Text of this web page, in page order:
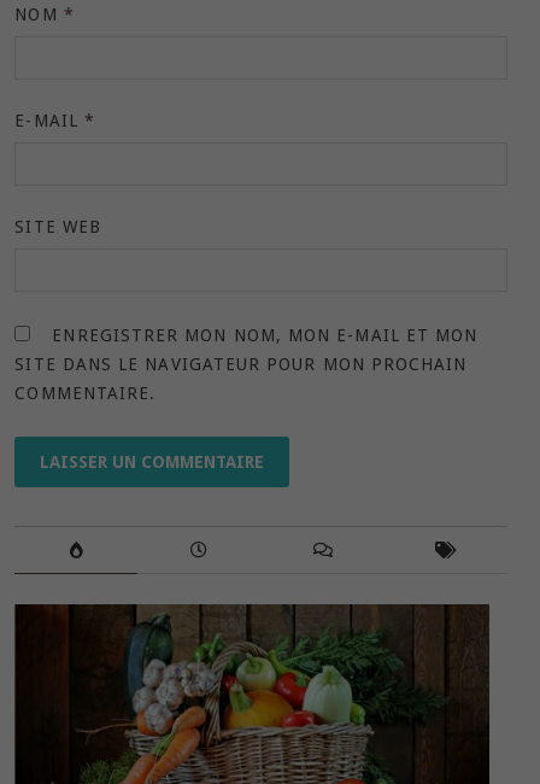
NOM *
E-MAIL *
SITE WEB
ENREGISTRER MON NOM, MON E-MAIL ET MON
SITE DANS LE NAVIGATEUR POUR MON PROCHAIN
COMMENTAIRE.